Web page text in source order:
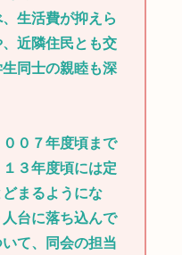
生活費が抑えら
近隣住民とも交
同士の親睦も深
０７年度頃まで
３年度頃には定
まるようにな
台に落ち込んで
て、同会の担当